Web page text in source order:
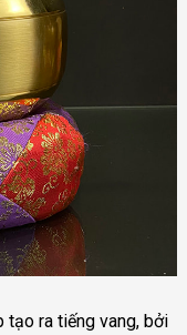
tạo ra tiếng vang, bởi